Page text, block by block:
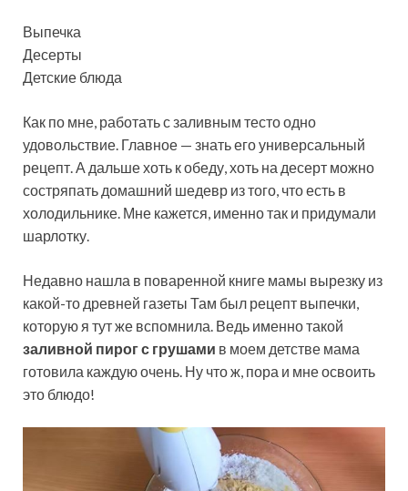
Выпечка
Десерты
Детские блюда
Как по мне, работать с заливным тесто одно
удовольствие. Главное — знать его универсальный
рецепт. А дальше хоть к обеду, хоть на десерт можно
состряпать домашний шедевр из того, что есть в
холодильнике. Мне кажется, именно так и придумали
шарлотку.
Недавно нашла в поваренной книге мамы вырезку из
какой-то древней газеты Там был рецепт выпечки,
которую я тут же вспомнила. Ведь именно такой
заливной пирог с грушами в моем детстве мама
готовила каждую очень. Ну что ж, пора и мне освоить
это блюдо!